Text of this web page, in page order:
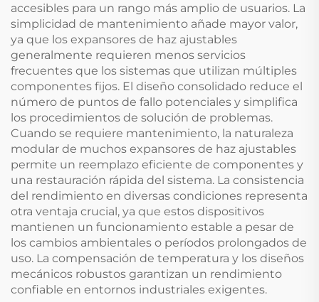
accesibles para un rango más amplio de usuarios. La
simplicidad de mantenimiento añade mayor valor,
ya que los expansores de haz ajustables
generalmente requieren menos servicios
frecuentes que los sistemas que utilizan múltiples
componentes fijos. El diseño consolidado reduce el
número de puntos de fallo potenciales y simplifica
los procedimientos de solución de problemas.
Cuando se requiere mantenimiento, la naturaleza
modular de muchos expansores de haz ajustables
permite un reemplazo eficiente de componentes y
una restauración rápida del sistema. La consistencia
del rendimiento en diversas condiciones representa
otra ventaja crucial, ya que estos dispositivos
mantienen un funcionamiento estable a pesar de
los cambios ambientales o períodos prolongados de
uso. La compensación de temperatura y los diseños
mecánicos robustos garantizan un rendimiento
confiable en entornos industriales exigentes.